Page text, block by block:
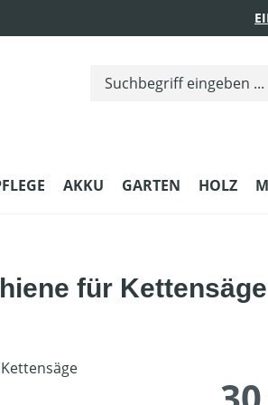
AKKU GARTEN HOLZ
für Kettensäge